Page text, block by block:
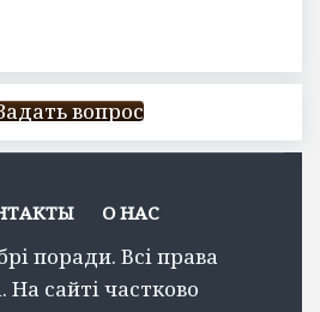
вопрос
О НАС
поради. Всі права
На сайті частково